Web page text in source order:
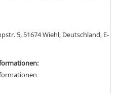
5, 51674 Wiehl, Deutschland, E-